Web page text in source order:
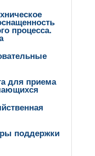
процесса.
для приема
поддержки